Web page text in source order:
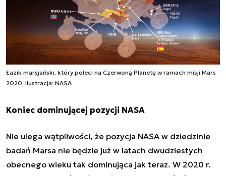
Łazik marsjański, który poleci na Czerwoną Planetę w ramach misji Mars
2020, ilustracja: NASA
Koniec dominującej pozycji NASA
Nie ulega wątpliwości, że pozycja NASA w dziedzinie
badań Marsa nie będzie już w latach dwudziestych
obecnego wieku tak dominująca jak teraz. W 2020 r.